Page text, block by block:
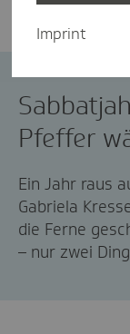
Pfeffer
Ein Jahr raus
Gabriela
die Ferne
– nur zwei
Imprint